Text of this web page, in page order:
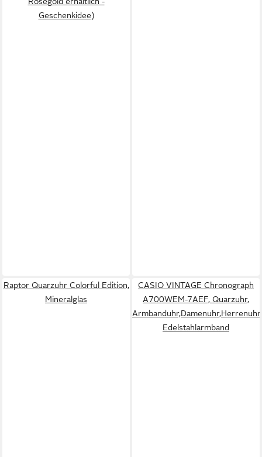
Geschenkidee)
Raptor Quarzuhr Colorful Edition,
Mineralglas
CASIO VINTAGE Chronograph
A700WEM-7AEF, Quarzuhr,
Edelstahlarmband